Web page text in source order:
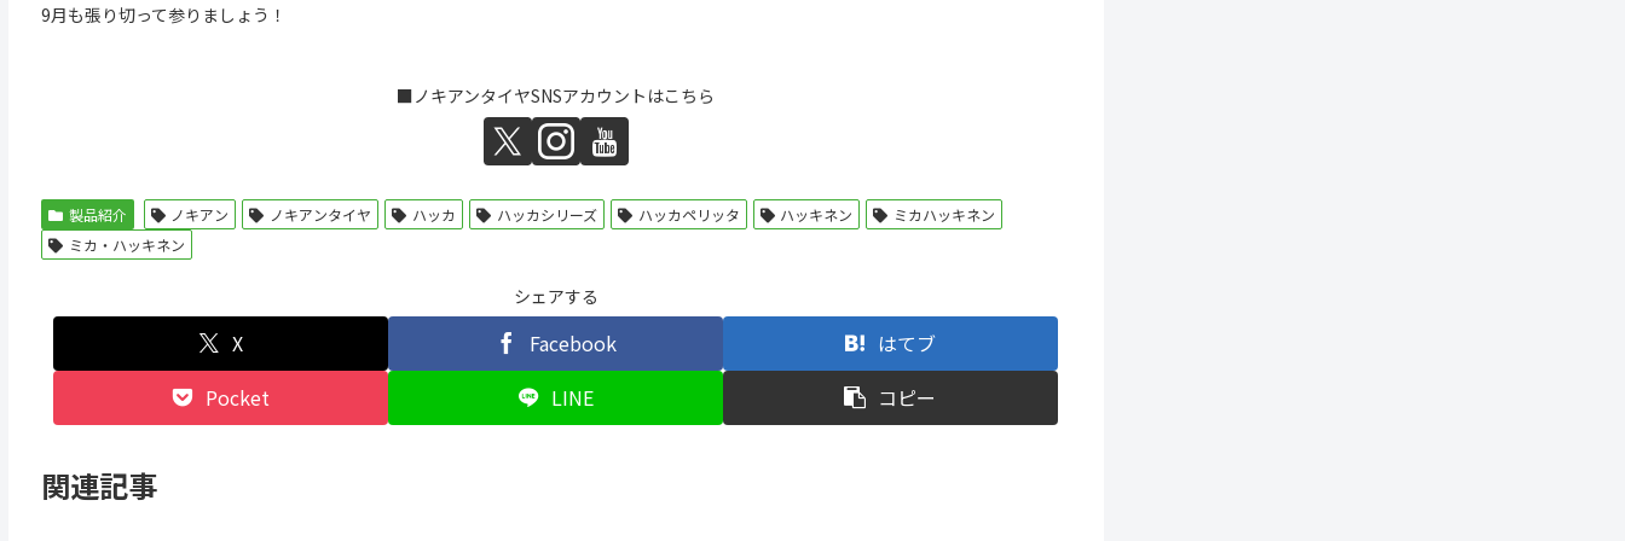
9月も張り切って参りましょう！
■ノキアンタイヤSNSアカウントはこちら
製品紹介 ノキアン ノキアンタイヤ ハッカ ハッカシリーズ ハッカペリッタ ハッキネン
ミカハッキネン
ミカ・ハッキネン
シェアする
X Facebook
はてブ
Pocket
LINE コピー
関連記事